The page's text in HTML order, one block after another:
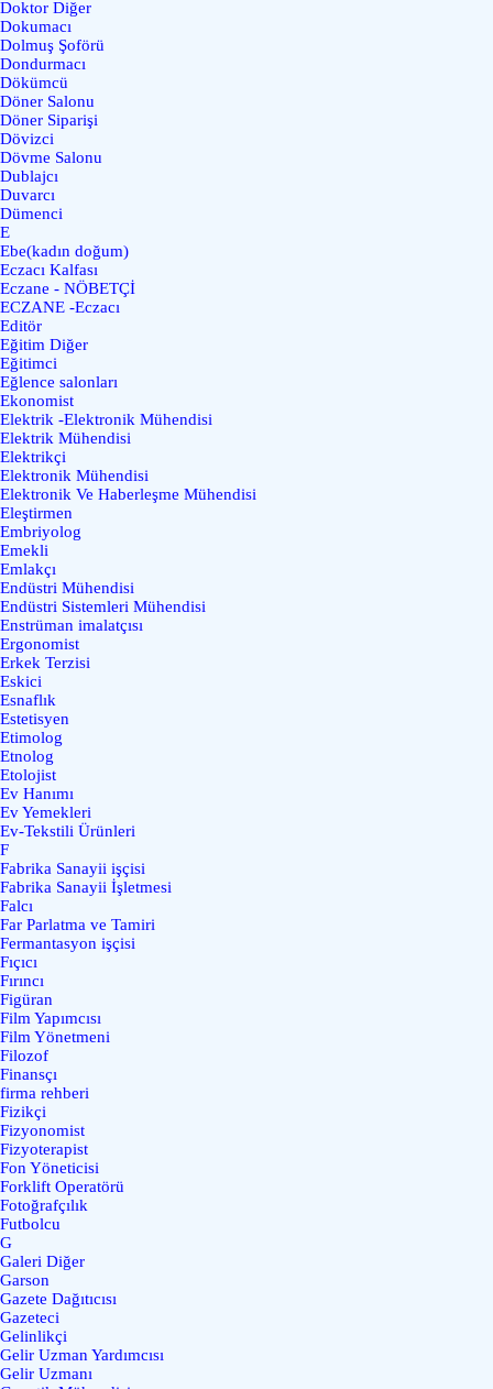
Doktor Diğer
Dokumacı
Dolmuş Şoförü
Dondurmacı
Dökümcü
Döner Salonu
Döner Siparişi
Dövizci
Dövme Salonu
Dublajcı
Duvarcı
Dümenci
E
Ebe(kadın doğum)
Eczacı Kalfası
Eczane - NÖBETÇİ
ECZANE -Eczacı
Editör
Eğitim Diğer
Eğitimci
Eğlence salonları
Ekonomist
Elektrik -Elektronik Mühendisi
Elektrik Mühendisi
Elektrikçi
Elektronik Mühendisi
Elektronik Ve Haberleşme Mühendisi
Eleştirmen
Embriyolog
Emekli
Emlakçı
Endüstri Mühendisi
Endüstri Sistemleri Mühendisi
Enstrüman imalatçısı
Ergonomist
Erkek Terzisi
Eskici
Esnaflık
Estetisyen
Etimolog
Etnolog
Etolojist
Ev Hanımı
Ev Yemekleri
Ev-Tekstili Ürünleri
F
Fabrika Sanayii işçisi
Fabrika Sanayii İşletmesi
Falcı
Far Parlatma ve Tamiri
Fermantasyon işçisi
Fıçıcı
Fırıncı
Figüran
Film Yapımcısı
Film Yönetmeni
Filozof
Finansçı
firma rehberi
Fizikçi
Fizyonomist
Fizyoterapist
Fon Yöneticisi
Forklift Operatörü
Fotoğrafçılık
Futbolcu
G
Galeri Diğer
Garson
Gazete Dağıtıcısı
Gazeteci
Gelinlikçi
Gelir Uzman Yardımcısı
Gelir Uzmanı